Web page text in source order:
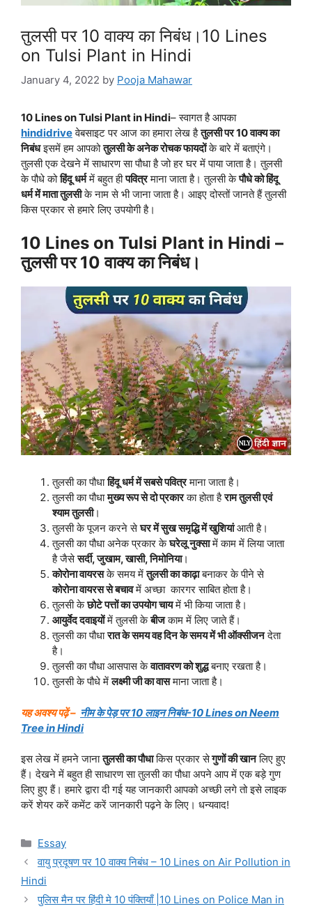
तुलसी पर 10 वाक्य का निबंध।10 Lines
on Tulsi Plant in Hindi
January 4, 2022 by Pooja Mahawar
10 Lines on Tulsi Plant in Hindi– स्वागत है आपका
hindidriveवेबसाइट पर आज का हमारा लेख हैतुलसी पर 10 वाक्य का
निबंधइसमें हम आपकोतुलसी के अनेक रोचक फायदोंके बारे में बताएंगे।
तुलसी एक देखने में साधारण सा पौधा है जो हर घर में पाया जाता है। तुलसी
के पौधे कोहिंदू धर्ममें बहुत हीपवित्रमाना जाता है। तुलसी केपौधे को हिंदू
धर्म में माता तुलसीके नाम से भी जाना जाता है। आइए दोस्तों जानते हैं तुलसी
किस प्रकार से हमारे लिए उपयोगी है।
10 Lines on Tulsi Plant in Hindi –
तुलसी पर 10 वाक्य का निबंध।
तुलसी का पौधाहिंदू धर्म में सबसे पवित्रमाना जाता है।
तुलसी का पौधामुख्य रूप से दो प्रकारका होता हैराम तुलसी एवं
श्याम तुलसी।
तुलसी के पूजन करने सेघर में सुख समृद्धि में खुशियांआती है।
तुलसी का पौधा अनेक प्रकार केघरेलू नुक्सामें काम में लिया जाता
है जैसेसर्दी, जुखाम, खासी, निमोनिया।
कोरोना वायरसके समय मेंतुलसी का काढ़ाबनाकर के पीने से
कोरोना वायरस से बचावमें अच्छा कारगर साबित होता है।
तुलसी केछोटे पत्तों का उपयोग चायमें भी किया जाता है।
आयुर्वेद दवाइयोंमें तुलसी केबीजकाम में लिए जाते हैं।
तुलसी का पौधारात के समय वह दिन के समय में भी ऑक्सीजनदेता
है।
तुलसी का पौधा आसपास केवातावरण को शुद्धबनाए रखता है।
तुलसी के पौधे मेंलक्ष्मी जी का वासमाना जाता है।
यह अवश्य पढ़ें – नीम के पेड़ पर 10 लाइन निबंध-10 Lines on Neem
Tree in Hindi
इस लेख में हमने जानातुलसी का पौधाकिस प्रकार सेगुणों की खानलिए हुए
हैं। देखने में बहुत ही साधारण सा तुलसी का पौधा अपने आप में एक बड़े गुण
लिए हुए हैं। हमारे द्वारा दी गई यह जानकारी आपको अच्छी लगे तो इसे लाइक
करें शेयर करें कमेंट करें जानकारी पढ़ने के लिए। धन्यवाद!
Categories
Essay
वायु प्रदूषण पर 10 वाक्य निबंध – 10 Lines on Air Pollution in
Hindi
पुलिस मैन पर हिंदी मे 10 पंक्तियाँ |10 Lines on Police Man in